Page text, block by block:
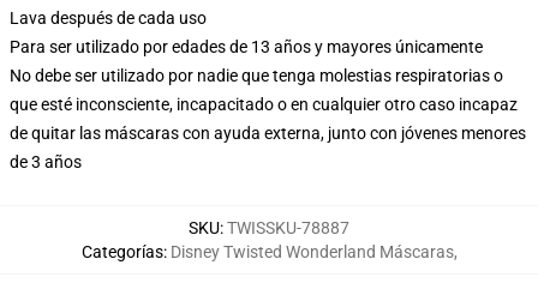
Lava después de cada uso
Para ser utilizado por edades de 13 años y mayores únicamente
No debe ser utilizado por nadie que tenga molestias respiratorias o
que esté inconsciente, incapacitado o en cualquier otro caso incapaz
de quitar las máscaras con ayuda externa, junto con jóvenes menores
de 3 años
SKU:TWISSKU-78887
Categorías: Disney Twisted Wonderland Máscaras,